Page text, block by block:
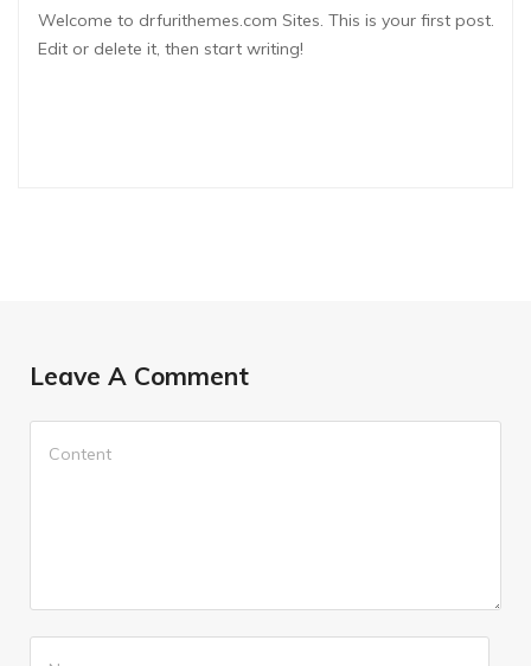
Welcome to drfurithemes.com Sites. This is your first post.
Edit or delete it, then start writing!
Leave A Comment